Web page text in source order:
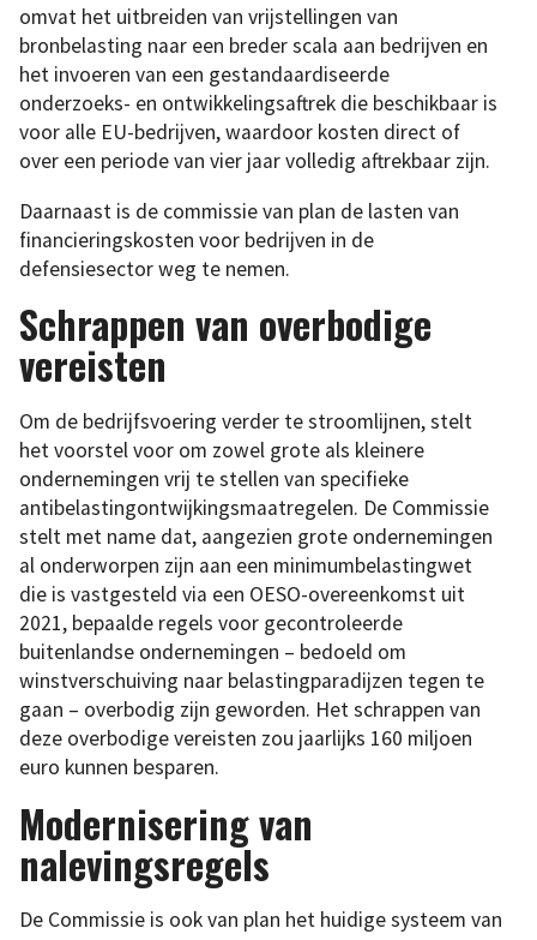
omvat het uitbreiden van vrijstellingen van
bronbelasting naar een breder scala aan bedrijven en
het invoeren van een gestandaardiseerde
onderzoeks- en ontwikkelingsaftrek die beschikbaar is
voor alle EU-bedrijven, waardoor kosten direct of
over een periode van vier jaar volledig aftrekbaar zijn.
Daarnaast is de commissie van plan de lasten van
financieringskosten voor bedrijven in de
defensiesector weg te nemen.
Schrappen van overbodige
vereisten
Om de bedrijfsvoering verder te stroomlijnen, stelt
het voorstel voor om zowel grote als kleinere
ondernemingen vrij te stellen van specifieke
antibelastingontwijkingsmaatregelen. De Commissie
stelt met name dat, aangezien grote ondernemingen
al onderworpen zijn aan een minimumbelastingwet
die is vastgesteld via een OESO-overeenkomst uit
2021, bepaalde regels voor gecontroleerde
buitenlandse ondernemingen – bedoeld om
winstverschuiving naar belastingparadijzen tegen te
gaan – overbodig zijn geworden. Het schrappen van
deze overbodige vereisten zou jaarlijks 160 miljoen
euro kunnen besparen.
Modernisering van
nalevingsregels
De Commissie is ook van plan het huidige systeem van